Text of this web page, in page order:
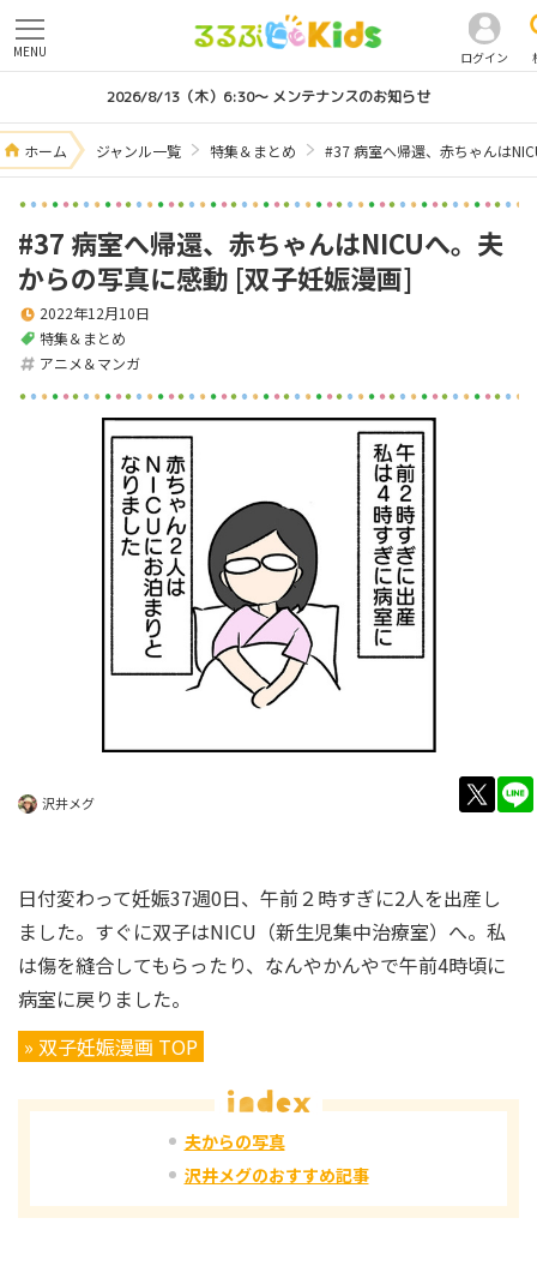
ログイン
MENU
2026/8/13（木）6:30～ メンテナンスのお知らせ
ホーム ジャンル一覧 特集＆まとめ #37 病室へ帰還、赤ちゃんは
#37 病室へ帰還、赤ちゃんはNICUへ。夫
からの写真に感動 [双子妊娠漫画]
特集＆まとめ
2022年12月10日
アニメ＆マンガ
沢井メグ
日付変わって妊娠37週0日、午前２時すぎに2人を出産し
ました。すぐに双子はNICU（新生児集中治療室）へ。私
は傷を縫合してもらったり、なんやかんやで午前4時頃に
病室に戻りました。
» 双子妊娠漫画 TOP
夫からの写真
沢井メグのおすすめ記事